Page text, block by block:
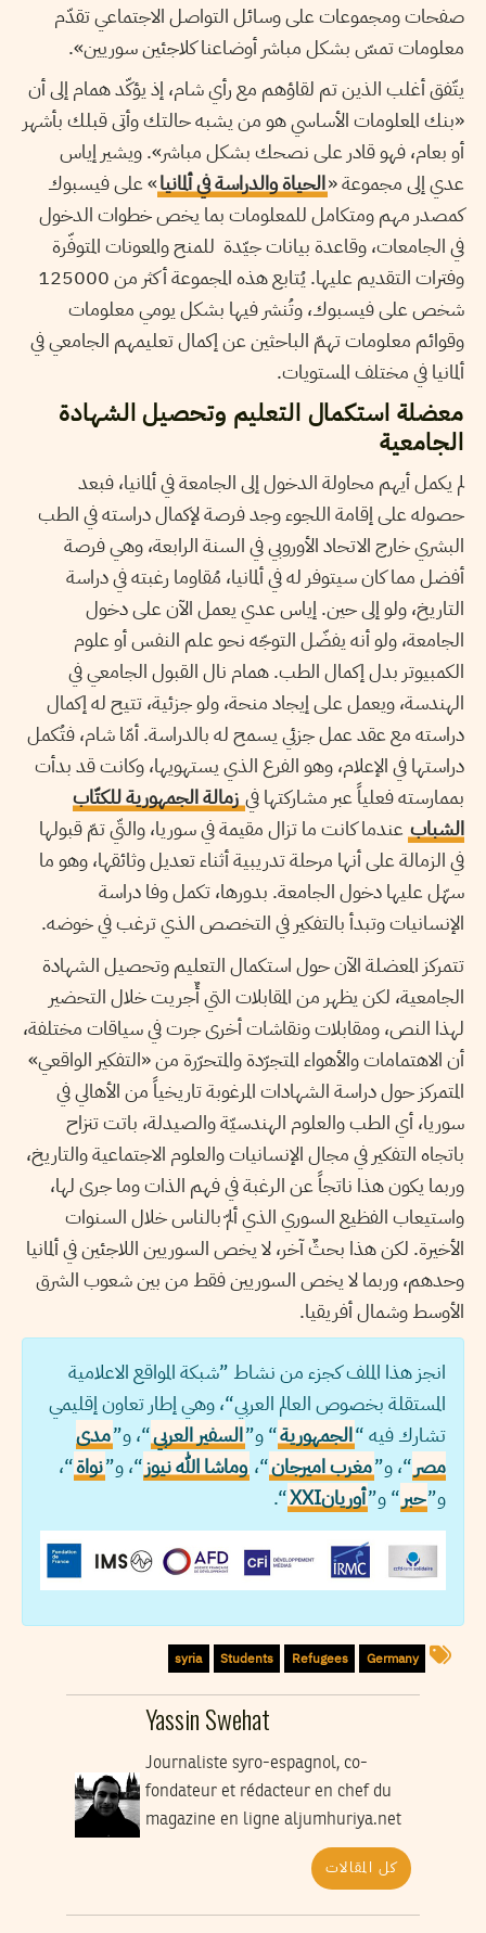
صفحات ومجموعات على وسائل التواصل الاجتماعي تقدّم
معلومات تمسّ بشكل مباشر أوضاعنا كلاجئين سوريين».
يتّفق أغلب الذين تم لقاؤهم مع رأي شام، إذ يؤكّد همام إلى أن
«بنك المعلومات الأساسي هو من يشبه حالتك وأتى قبلك بأشهر
أو بعام، فهو قادر على نصحك بشكل مباشر». ويشير إياس
عدي إلى مجموعة «الحياة والدراسة في ألمانيا» على فيسبوك
كمصدر مهم ومتكامل للمعلومات بما يخص خطوات الدخول
في الجامعات، وقاعدة بيانات جيّدة للمنح والمعونات المتوفّرة
وفترات التقديم عليها. يُتابع هذه المجموعة أكثر من 125000
شخص على فيسبوك، وتُنشر فيها بشكل يومي معلومات
وقوائم معلومات تهمّ الباحثين عن إكمال تعليمهم الجامعي في
ألمانيا في مختلف المستويات.
معضلة استكمال التعليم وتحصيل الشهادة
الجامعية
لم يكمل أيهم محاولة الدخول إلى الجامعة في ألمانيا، فبعد
حصوله على إقامة اللجوء وجد فرصة لإكمال دراسته في الطب
البشري خارج الاتحاد الأوروبي في السنة الرابعة، وهي فرصة
أفضل مما كان سيتوفر له في ألمانيا، مُقاوما رغبته في دراسة
التاريخ، ولو إلى حين. إياس عدي يعمل الآن على دخول
الجامعة، ولو أنه يفضّل التوجّه نحو علم النفس أو علوم
الكمبيوتر بدل إكمال الطب. همام نال القبول الجامعي في
الهندسة، ويعمل على إيجاد منحة، ولو جزئية، تتيح له إكمال
دراسته مع عقد عمل جزئي يسمح له بالدراسة. أمّا شام، فتُكمل
دراستها في الإعلام، وهو الفرع الذي يستهويها، وكانت قد بدأت
بممارسته فعلياً عبر مشاركتها فيزمالة الجمهورية للكتّاب
الشباب عندما كانت ما تزال مقيمة في سوريا، والتّي تمّ قبولها
في الزمالة على أنها مرحلة تدريبية أثناء تعديل وثائقها، وهو ما
سهّل عليها دخول الجامعة. بدورها، تكمل وفا دراسة
الإنسانيات وتبدأ بالتفكير في التخصص الذي ترغب في خوضه.
تتمركز المعضلة الآن حول استكمال التعليم وتحصيل الشهادة
الجامعية، لكن يظهر من المقابلات التي أٌجريت خلال التحضير
لهذا النص، ومقابلات ونقاشات أخرى جرت في سياقات مختلفة،
أن الاهتمامات والأهواء المتجرّدة والمتحرّرة من «التفكير الواقعي»
المتمركز حول دراسة الشهادات المرغوبة تاريخياً من الأهالي في
سوريا، أي الطب والعلوم الهندسيّة والصيدلة، باتت تنزاح
باتجاه التفكير في مجال الإنسانيات والعلوم الاجتماعية والتاريخ،
وربما يكون هذا ناتجاً عن الرغبة في فهم الذات وما جرى لها،
واستيعاب الفظيع السوري الذي ألمّ بالناس خلال السنوات
الأخيرة. لكن هذا بحثٌ آخر، لا يخص السوريين اللاجئين في ألمانيا
وحدهم، وربما لا يخص السوريين فقط من بين شعوب الشرق
الأوسط وشمال أفريقيا.
انجز هذا الملف كجزء من نشاط ”شبكة المواقع الاعلامية
المستقلة بخصوص العالم العربي“، وهي إطار تعاون إقليمي
تشارك فيه “الجمهورية“ و”السفير العربي“، و”مدى
مصر“، و”مغرب اميرجان“، وماشا الله نيوز“، و”نواة“،
و”حبر“ و”أوريانXXI “.
Germany
Refugees
Students
syria
Yassin Swehat
Journaliste syro-espagnol, co-
fondateur et rédacteur en chef du
magazine en ligne aljumhuriya.net
كل المقالات